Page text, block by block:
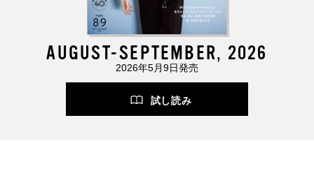
AUGUST-SEPTEMBER, 2026
2026年5月9日発売
試し読み